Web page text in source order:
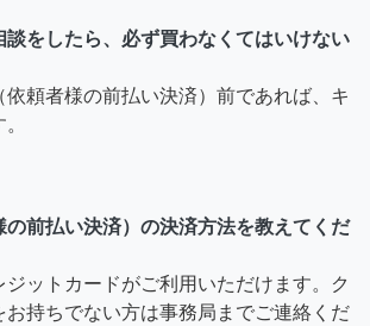
談をしたら、必ず買わなくてはいけない
依頼者様の前払い決済）前であれば、キ
の前払い決済）の決済方法を教えてくだ
ジットカードがご利用いただけます。ク
お持ちでない方は事務局までご連絡くだ